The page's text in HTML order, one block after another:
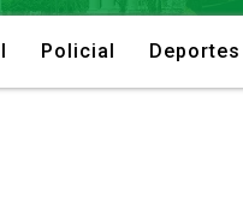
Policial Deportes